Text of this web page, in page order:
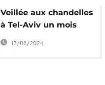
Veillée aux chandelles
à Tel-Aviv un mois
après les attaques du
Hamas
13/08/2024